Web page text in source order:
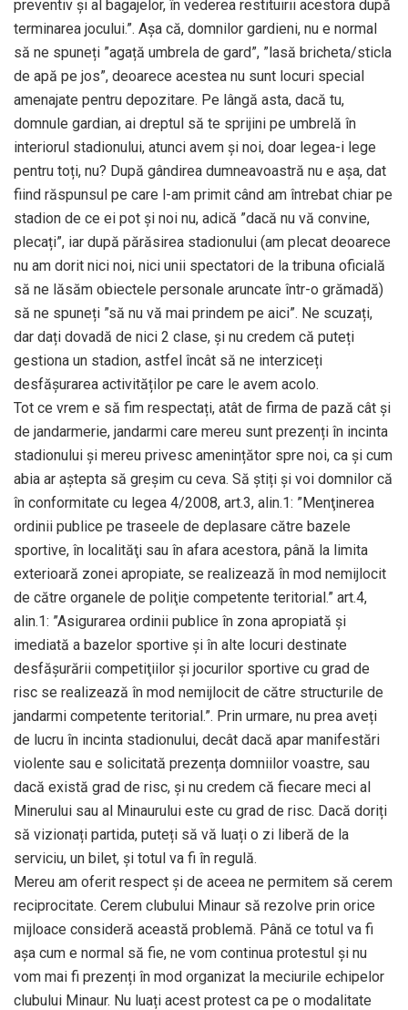
preventiv şi al bagajelor, în vederea restituirii acestora după
terminarea jocului.”. Așa că, domnilor gardieni, nu e normal
să ne spuneți ”agață umbrela de gard”, ”lasă bricheta/sticla
de apă pe jos”, deoarece acestea nu sunt locuri special
amenajate pentru depozitare. Pe lângă asta, dacă tu,
domnule gardian, ai dreptul să te sprijini pe umbrelă în
interiorul stadionului, atunci avem și noi, doar legea-i lege
pentru toți, nu? După gândirea dumneavoastră nu e așa, dat
fiind răspunsul pe care l-am primit când am întrebat chiar pe
stadion de ce ei pot și noi nu, adică ”dacă nu vă convine,
plecați”, iar după părăsirea stadionului (am plecat deoarece
nu am dorit nici noi, nici unii spectatori de la tribuna oficială
să ne lăsăm obiectele personale aruncate într-o grămadă)
să ne spuneți ”să nu vă mai prindem pe aici”. Ne scuzați,
dar dați dovadă de nici 2 clase, și nu credem că puteți
gestiona un stadion, astfel încât să ne interziceți
desfășurarea activităților pe care le avem acolo.
Tot ce vrem e să fim respectați, atât de firma de pază cât și
de jandarmerie, jandarmi care mereu sunt prezenți în incinta
stadionului și mereu privesc amenințător spre noi, ca și cum
abia ar aștepta să greșim cu ceva. Să știți și voi domnilor că
în conformitate cu legea 4/2008, art.3, alin.1: ”Menţinerea
ordinii publice pe traseele de deplasare către bazele
sportive, în localităţi sau în afara acestora, până la limita
exterioară zonei apropiate, se realizează în mod nemijlocit
de către organele de poliţie competente teritorial.” art.4,
alin.1: ”Asigurarea ordinii publice în zona apropiată şi
imediată a bazelor sportive şi în alte locuri destinate
desfăşurării competiţiilor şi jocurilor sportive cu grad de
risc se realizează în mod nemijlocit de către structurile de
jandarmi competente teritorial.”. Prin urmare, nu prea aveți
de lucru în incinta stadionului, decât dacă apar manifestări
violente sau e solicitată prezența domniilor voastre, sau
dacă există grad de risc, și nu credem că fiecare meci al
Minerului sau al Minaurului este cu grad de risc. Dacă doriți
să vizionați partida, puteți să vă luați o zi liberă de la
serviciu, un bilet, și totul va fi în regulă.
Mereu am oferit respect și de aceea ne permitem să cerem
reciprocitate. Cerem clubului Minaur să rezolve prin orice
mijloace consideră această problemă. Până ce totul va fi
așa cum e normal să fie, ne vom continua protestul și nu
vom mai fi prezenți în mod organizat la meciurile echipelor
clubului Minaur. Nu luați acest protest ca pe o modalitate